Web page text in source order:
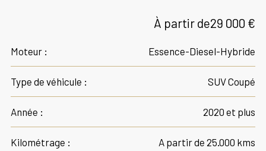
À partir de29 000 €
Moteur : Essence-Diesel-Hybride
Type de véhicule : SUV Coupé
Année : 2020 et plus
Kilométrage : A partir de 25.000 kms